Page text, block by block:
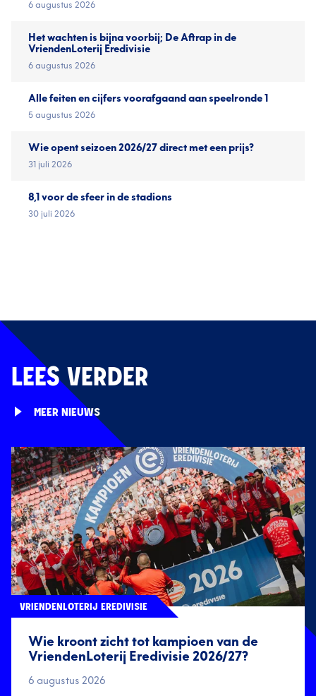
6 augustus 2026
Het wachten is bijna voorbij; De Aftrap in de
VriendenLoterij Eredivisie
6 augustus 2026
Alle feiten en cijfers voorafgaand aan speelronde 1
5 augustus 2026
Wie opent seizoen 2026/27 direct met een prijs?
31 juli 2026
8,1 voor de sfeer in de stadions
30 juli 2026
LEES VERDER
MEER NIEUWS
Wie kroont zicht tot kampioen van de
VriendenLoterij Eredivisie 2026/27?
VRIENDENLOTERIJ EREDIVISIE
6 augustus 2026